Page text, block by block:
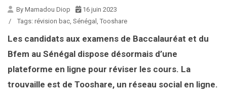
By Mamadou Diop
16 juin 2023
/
Tags: révision bac Sénégal Tooshare
Les candidats aux examens de Baccalauréat et du
Bfem au Sénégal dispose désormais d’une
plateforme en ligne pour réviser les cours. La
trouvaille est de Tooshare, un réseau social en ligne.